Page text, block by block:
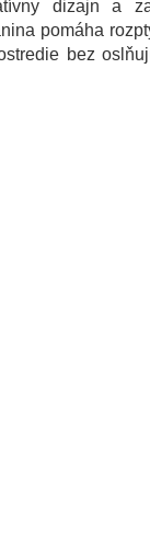
dizajn a
pomáha
bez